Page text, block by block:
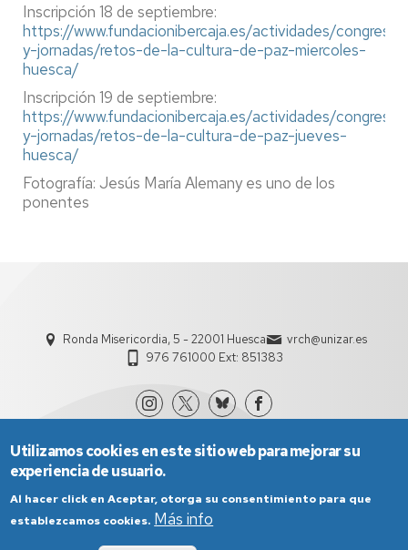
Inscripción 18 de septiembre:
https://www.fundacionibercaja.es/actividades/
y-jornadas/retos-de-la-cultura-de-paz-miercoles-
huesca/
Inscripción 19 de septiembre:
https://www.fundacionibercaja.es/actividades/
y-jornadas/retos-de-la-cultura-de-paz-jueves-
huesca/
Fotografía: Jesús María Alemany es uno de los
ponentes
Ronda Misericordia, 5 - 22001 Huesca
vrch@unizar.es
976 761000 Ext: 851383
Utilizamos cookies en este sitio web para mejorar su
experiencia de usuario.
Al hacer click en Aceptar, otorga su consentimiento para que
establezcamos cookies. Más info